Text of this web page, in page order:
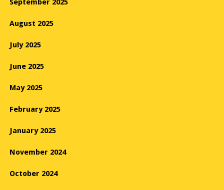
September 2025
August 2025
July 2025
June 2025
May 2025
February 2025
January 2025
November 2024
October 2024